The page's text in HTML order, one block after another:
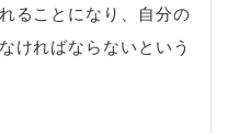
ることになり、自分の
ければならないという